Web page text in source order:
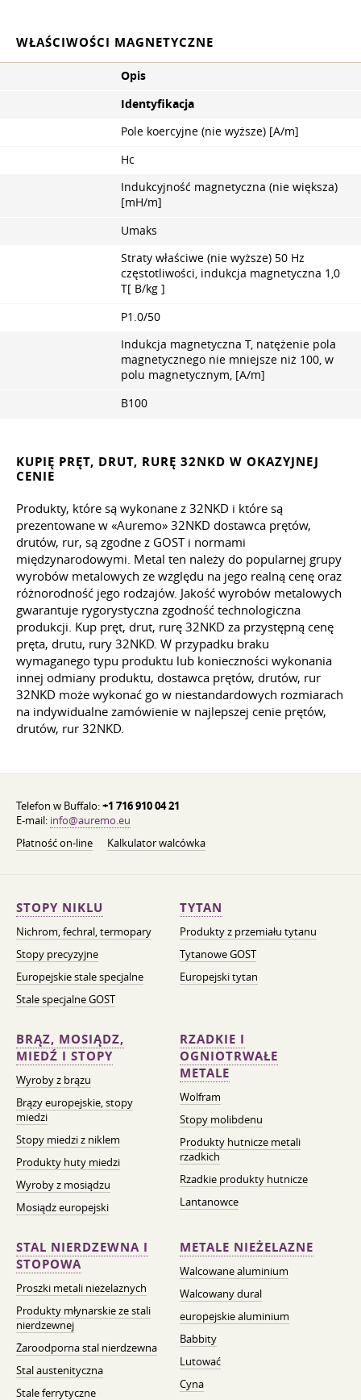
WŁAŚCIWOŚCI MAGNETYCZNE
Opis
Identyfikacja
Pole koercyjne (nie wyższe) [A/m]
Hc
Indukcyjność magnetyczna (nie większa)
[mH/m]
Umaks
Straty właściwe (nie wyższe) 50 Hz
częstotliwości, indukcja magnetyczna 1,0
Т[ B/kg ]
P1.0/50
Indukcja magnetyczna T, natężenie pola
magnetycznego nie mniejsze niż 100, w
polu magnetycznym, [A/m]
B100
KUPIĘ PRĘT, DRUT, RURĘ 32NKD W OKAZYJNEJ
CENIE
Produkty, które są wykonane z 32NKD i które są
prezentowane w «Auremo» 32NKD dostawca prętów,
drutów, rur, są zgodne z GOST i normami
międzynarodowymi. Metal ten należy do popularnej grupy
wyrobów metalowych ze względu na jego realną cenę oraz
różnorodność jego rodzajów. Jakość wyrobów metalowych
gwarantuje rygorystyczna zgodność technologiczna
produkcji. Kup pręt, drut, rurę 32NKD za przystępną cenę
pręta, drutu, rury 32NKD. W przypadku braku
wymaganego typu produktu lub konieczności wykonania
innej odmiany produktu, dostawca prętów, drutów, rur
32NKD może wykonać go w niestandardowych rozmiarach
na indywidualne zamówienie w najlepszej cenie prętów,
drutów, rur 32NKD.
Telefon w Buffalo:+1 716 910 04 21
E-mail: info@auremo.eu
Płatność on-line
Kalkulator walcówka
STOPY NIKLU
Nichrom, fechral, termopary
Stopy precyzyjne
Europejskie stale specjalne
Stale specjalne GOST
TYTAN
Produkty z przemiału tytanu
Tytanowe GOST
Europejski tytan
BRĄZ, MOSIĄDZ,
MIEDŹ I STOPY
Wyroby z brązu
Brązy europejskie, stopy
miedzi
Stopy miedzi z niklem
Produkty huty miedzi
Wyroby z mosiądzu
Mosiądz europejski
RZADKIE I
OGNIOTRWAŁE
METALE
Wolfram
Stopy molibdenu
Produkty hutnicze metali
rzadkich
Rzadkie produkty hutnicze
Lantanowce
STAL NIERDZEWNA I
STOPOWA
Proszki metali nieżelaznych
Produkty młynarskie ze stali
nierdzewnej
Żaroodporna stal nierdzewna
Stal austenityczna
Stale ferrytyczne
METALE NIEŻELAZNE
Walcowane aluminium
Walcowany dural
europejskie aluminium
Babbity
Lutować
Cyna